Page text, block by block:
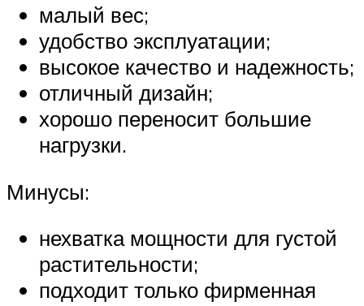
малый вес;
удобство эксплуатации;
высокое качество и надежность;
отличный дизайн;
хорошо переносит большие
нагрузки.
Минусы:
нехватка мощности для густой
растительности;
подходит только фирменная